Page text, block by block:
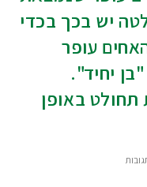
יש בכך בכדי
עופר
יחיד".
תחולט באופן